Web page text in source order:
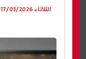
الثلاثاء 17/03/2026 11:10 م